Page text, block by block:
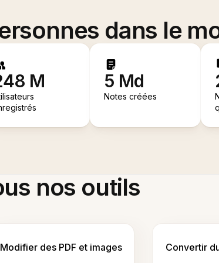
dans le
M 5 Md
Notes créées
nos outils
Modifier des PDF et images Convertir